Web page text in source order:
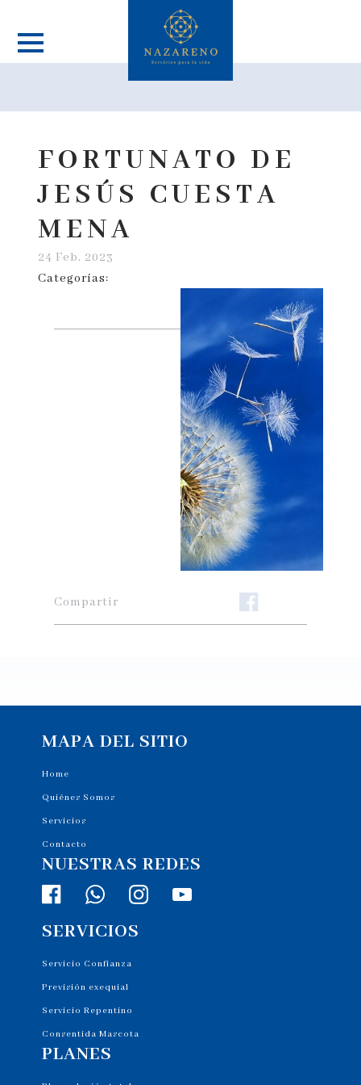
FORTUNATO DE
JESÚS CUESTA
MENA
24 Feb, 2023
Categorías:
Compartir
MAPA DEL SITIO
Home
Quiénes Somos
Servicios
Contacto
NUESTRAS REDES
SERVICIOS
Servicio Confianza
Previsión exequial
Servicio Repentino
Consentida Mascota
PLANES